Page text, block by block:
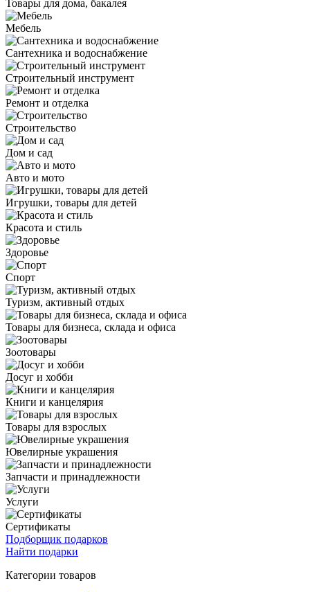
Товары для дома, бакалея
Мебель
Сантехника и водоснабжение
Строительный инструмент
Ремонт и отделка
Строительство
Дом и сад
Авто и мото
Игрушки, товары для детей
Красота и стиль
Здоровье
Спорт
Туризм, активный отдых
Товары для бизнеса, склада и офиса
Зоотовары
Досуг и хобби
Книги и канцелярия
Товары для взрослых
Ювелирные украшения
Запчасти и принадлежности
Услуги
Сертификаты
Подборщик подарков
Найти подарки
Категории товаров